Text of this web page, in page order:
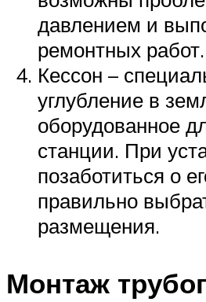
давлением и
ремонтных работ.
Кессон –
углубление в
оборудованное
станции. При
позаботиться о
правильно
размещения.
Монтаж